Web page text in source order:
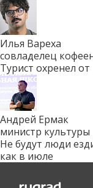
Илья Вареха
совладелец
Турист охренел
Андрей Ермак
министр культуры
Не будут люди
как в июле